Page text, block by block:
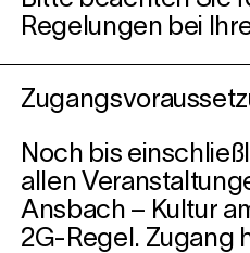
Regelungen bei
Noch bis
allen
Ansbach – Kultur
2G-Regel. Zugang